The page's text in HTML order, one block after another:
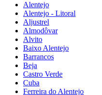
Alentejo
Alentejo - Litoral
Aljustrel
Almodôvar
Alvito
Baixo Alentejo
Barrancos
Beja
Castro Verde
Cuba
Ferreira do Alentejo